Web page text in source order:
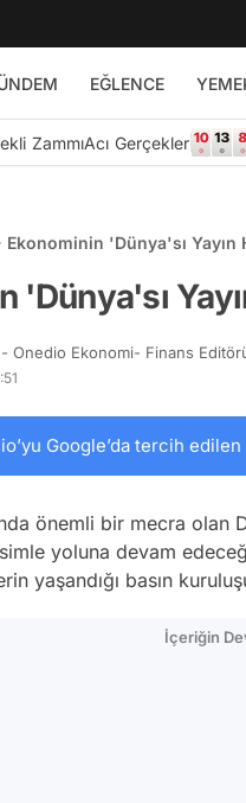
EĞLENCE
ZammıAcı Gerçekler
Ekonominin 'Dünya'sı Yayın
'Dünya'sı
- Onedio Ekonomi- Finans
Google’da tercih
önemli bir mecra olan
yoluna devam
yaşandığı basın
İçeriğin